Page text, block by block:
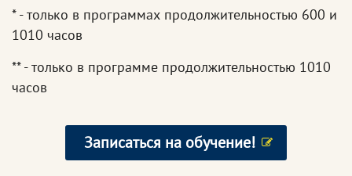
* - только в программах продолжительностью 600 и
1010 часов
** - только в программе продолжительностью 1010
часов
Записаться на обучение!